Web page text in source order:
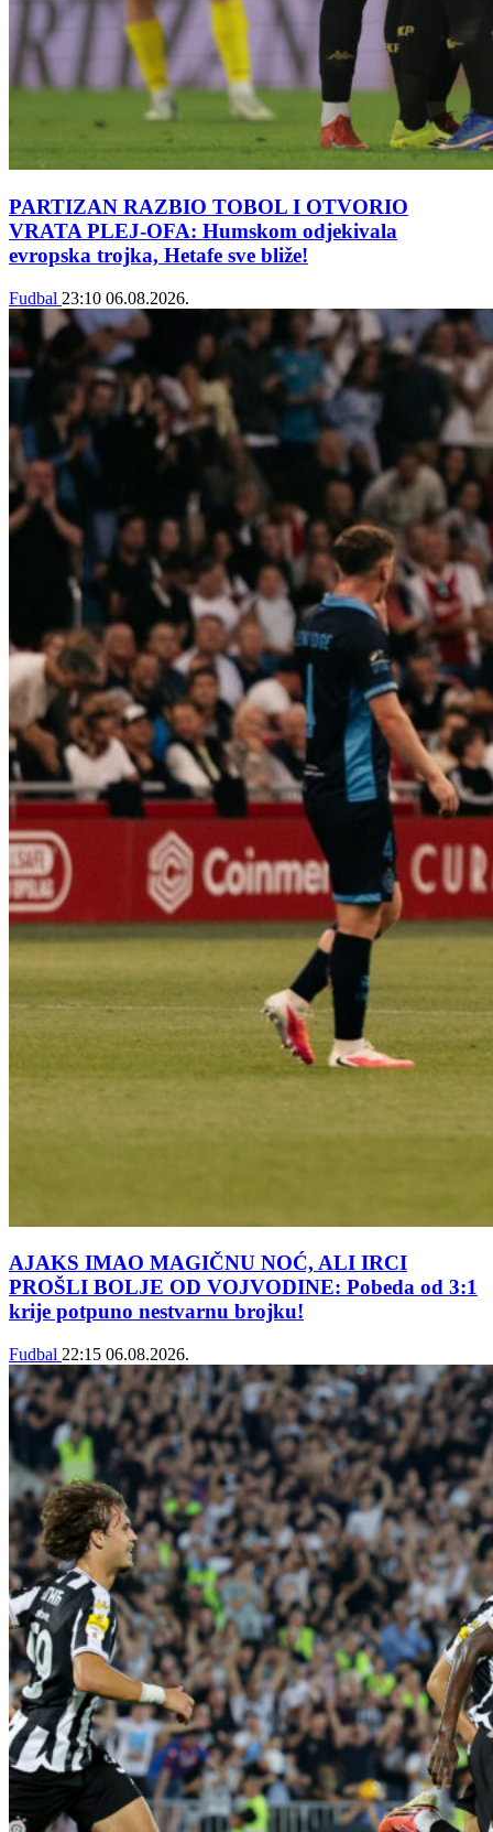
PARTIZAN RAZBIO TOBOL I OTVORIO
VRATA PLEJ-OFA: Humskom odjekivala
evropska trojka, Hetafe sve bliže!
Fudbal 23:10 06.08.2026.
AJAKS IMAO MAGIČNU NOĆ, ALI IRCI
PROŠLI BOLJE OD VOJVODINE: Pobeda od 3:1
krije potpuno nestvarnu brojku!
Fudbal 22:15 06.08.2026.